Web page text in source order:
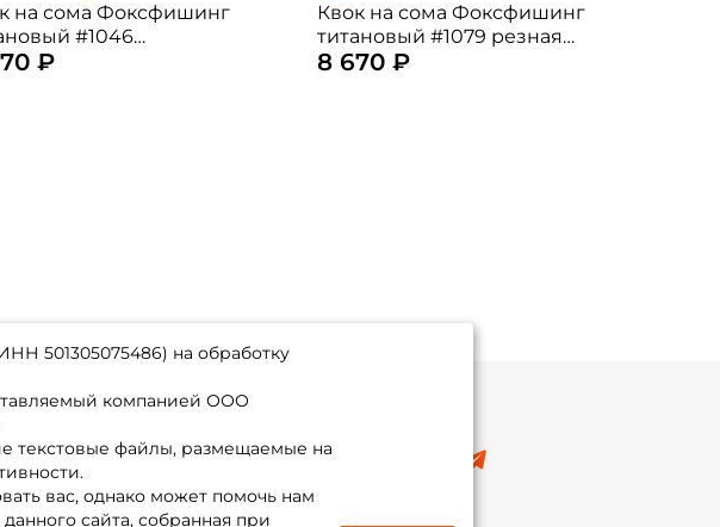
на сома Фоксфишинг
#1046
рукоять из
₽
Квок на сома Фоксфишинг
титановый #1079 резная
рукоять
8 670 ₽
501305075486) на обработку
компанией ООО
текстовые файлы, размещаемые на
вас, однако может помочь нам
сайта, собранная при
программа
8 (495) 532-77-88